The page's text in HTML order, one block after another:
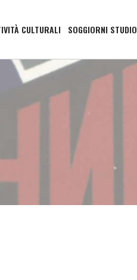
CULTURALI SOGGIORNI STUDIO